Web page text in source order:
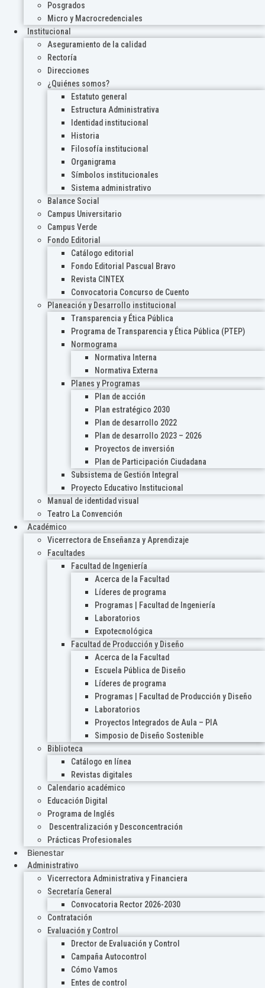
Posgrados
Micro y Macrocredenciales
Institucional
Aseguramiento de la calidad
Rectoría
Direcciones
¿Quiénes somos?
Estatuto general
Estructura Administrativa
Identidad institucional
Historia
Filosofía institucional
Organigrama
Símbolos institucionales
Sistema administrativo
Balance Social
Campus Universitario
Campus Verde
Fondo Editorial
Catálogo editorial
Fondo Editorial Pascual Bravo
Revista CINTEX
Convocatoria Concurso de Cuento
Planeación y Desarrollo institucional
Transparencia y Ética Pública
Programa de Transparencia y Ética Pública (PTEP)
Normograma
Normativa Interna
Normativa Externa
Planes y Programas
Plan de acción
Plan estratégico 2030
Plan de desarrollo 2022
Plan de desarrollo 2023 – 2026
Proyectos de inversión
Plan de Participación Ciudadana
Subsistema de Gestión Integral
Proyecto Educativo Institucional
Manual de identidad visual
Teatro La Convención
Académico
Vicerrectora de Enseñanza y Aprendizaje
Facultades
Facultad de Ingeniería
Acerca de la Facultad
Líderes de programa
Programas | Facultad de Ingeniería
Laboratorios
Expotecnológica
Facultad de Producción y Diseño
Acerca de la Facultad
Escuela Pública de Diseño
Líderes de programa
Programas | Facultad de Producción y Diseño
Laboratorios
Proyectos Integrados de Aula – PIA
Simposio de Diseño Sostenible
Biblioteca
Catálogo en línea
Revistas digitales
Calendario académico
Educación Digital
Programa de Inglés
Descentralización y Desconcentración
Prácticas Profesionales
Bienestar
Administrativo
Vicerrectora Administrativa y Financiera
Secretaría General
Convocatoria Rector 2026-2030
Contratación
Evaluación y Control
Drector de Evaluación y Control
Campaña Autocontrol
Cómo Vamos
Entes de control